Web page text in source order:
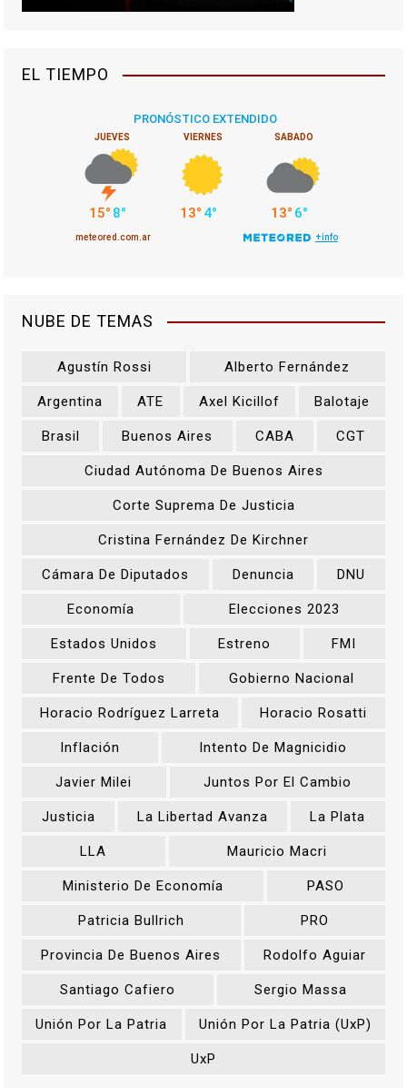
EL TIEMPO
NUBE DE TEMAS
Agustín Rossi Alberto Fernández
Argentina ATE Axel Kicillof Balotaje
Brasil Buenos Aires CABA CGT
Ciudad Autónoma De Buenos Aires
Corte Suprema De Justicia
Cristina Fernández De Kirchner
Cámara De Diputados Denuncia DNU
Economía Elecciones 2023
Estados Unidos Estreno FMI
Frente De Todos Gobierno Nacional
Horacio Rodríguez Larreta Horacio Rosatti
Inflación Intento De Magnicidio
Javier Milei Juntos Por El Cambio
Justicia La Libertad Avanza La Plata
LLA Mauricio Macri
Ministerio De Economía PASO
Patricia Bullrich PRO
Provincia De Buenos Aires Rodolfo Aguiar
Santiago Cafiero Sergio Massa
Unión Por La Patria Unión Por La Patria (UxP)
UxP